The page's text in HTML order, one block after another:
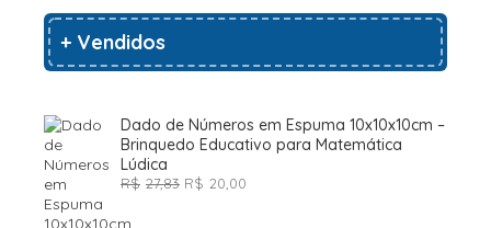
+ Vendidos
Dado de Números em Espuma 10x10x10cm –
Brinquedo Educativo para Matemática
Lúdica
R$ 27,83 O
R$ 20,00